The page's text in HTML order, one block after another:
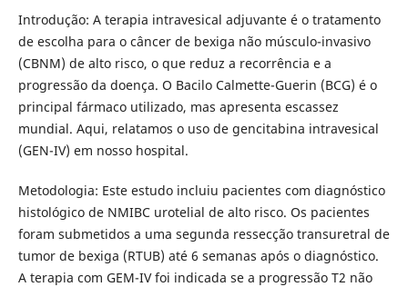
Introdução: A terapia intravesical adjuvante é o tratamento
de escolha para o câncer de bexiga não músculo-invasivo
(CBNM) de alto risco, o que reduz a recorrência e a
progressão da doença. O Bacilo Calmette-Guerin (BCG) é o
principal fármaco utilizado, mas apresenta escassez
mundial. Aqui, relatamos o uso de gencitabina intravesical
(GEN-IV) em nosso hospital.
Metodologia: Este estudo incluiu pacientes com diagnóstico
histológico de NMIBC urotelial de alto risco. Os pacientes
foram submetidos a uma segunda ressecção transuretral de
tumor de bexiga (RTUB) até 6 semanas após o diagnóstico.
A terapia com GEM-IV foi indicada se a progressão T2 não